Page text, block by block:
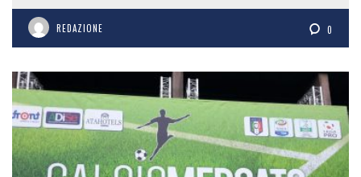
REDAZIONE 0